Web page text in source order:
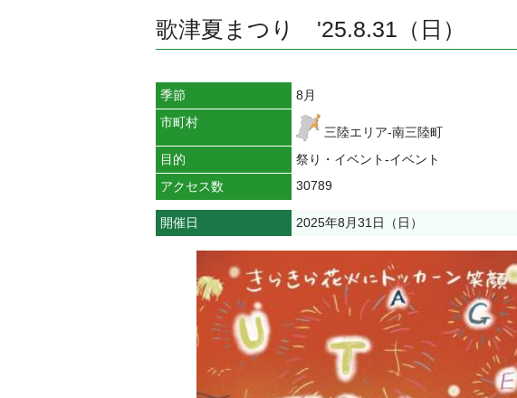
歌津夏まつり '25.8.31（日）
季節
8月
市町村
三陸エリア-南三陸町
目的
祭り・イベント-イベント
アクセス数
30789
開催日 2025年8月31日（日）